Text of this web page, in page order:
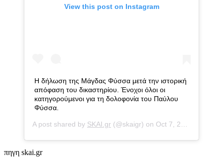
View this post on Instagram
Η δήλωση της Μάγδας Φύσσα μετά την ιστορική
απόφαση του δικαστηρίου. Ένοχοι όλοι οι
κατηγορούμενοι για τη δολοφονία του Παύλου
Φύσσα.
A post shared by SKAI.gr (@skaigr) on Oct 7, 2020 at 2:10am PDT
πηγη skai.gr